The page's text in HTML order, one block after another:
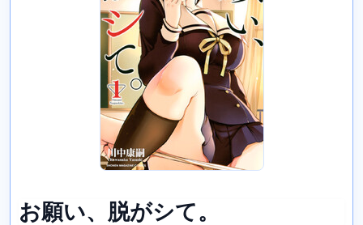
お願い、脱がシて。